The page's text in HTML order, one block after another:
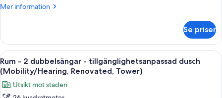
säng
(Renovated,
Tower)
Mer information
Mer
-
kingsize-
säng
-
hörn
(Renovated,
Se priser
Öppna
alla
foton
för
Ett hotellrum med två sängar, ett
5
Rum - 2 dubbelsängar - tillgänglighetsanpassad dusch
(Mobility/Hearing, Renovated, Tower)
Utsikt mot staden